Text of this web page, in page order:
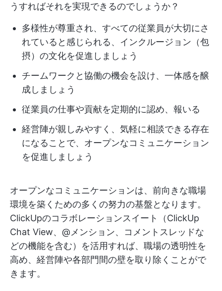
うすればそれを実現できるのでしょうか？
多様性が尊重され、すべての従業員が大切にさ
れていると感じられる、インクルージョン（包
摂）の文化を促進しましょう
チームワークと協働の機会を設け、一体感を醸
成しましょう
従業員の仕事や貢献を定期的に認め、報いる
経営陣が親しみやすく、気軽に相談できる存在
になることで、オープンなコミュニケーション
を促進しましょう
オープンなコミュニケーションは、前向きな職場
環境を築くための多くの努力の基盤となります。
ClickUpのコラボレーションスイート（ClickUp
Chat View、@メンション、コメントスレッドな
どの機能を含む）を活用すれば、職場の透明性を
高め、経営陣や各部門間の壁を取り除くことがで
きます。